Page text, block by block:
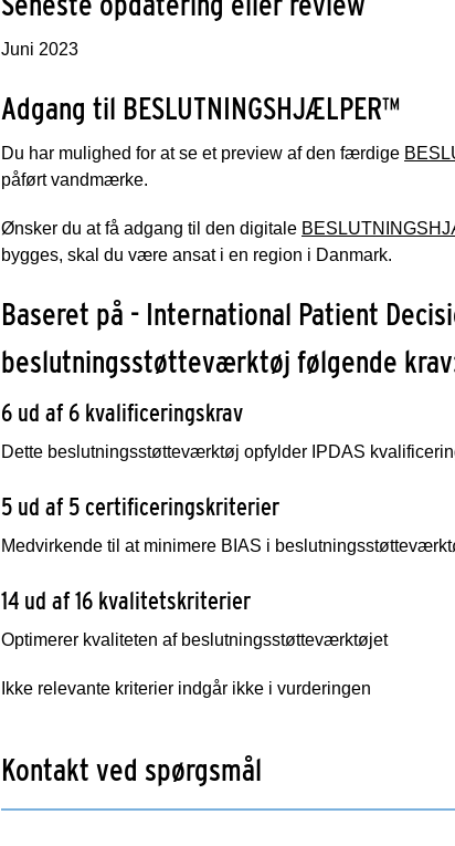
Juni 2023
Adgang til
Du har mulighed for at se et preview af den færdige
påført vandmærke.
Ønsker du at få adgang til den digitale
bygges, skal du være ansat i en region i Danmark.
Baseret på - International Patient
beslutningsstøtteværktøj følgende
6 ud af 6 kvalificeringskrav
Dette beslutningsstøtteværktøj opfylder IPDAS
5 ud af 5 certificeringskriterier
Medvirkende til at minimere BIAS i
14 ud af 16 kvalitetskriterier
Optimerer kvaliteten af beslutningsstøtteværktøjet
Ikke relevante kriterier indgår ikke i vurderingen
Kontakt ved spørgsmål